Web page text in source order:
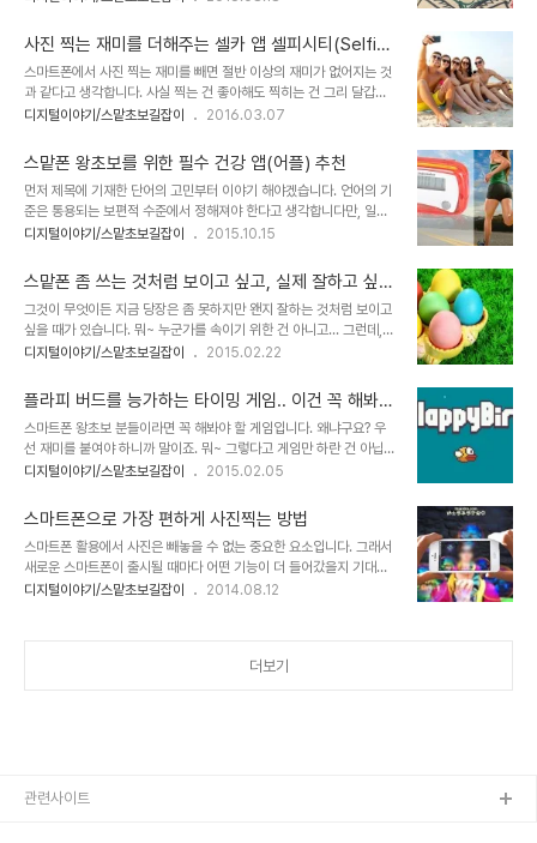
을 볼 수 없..
다"가 아니라 "익숙하지 않다" 한편으로 기분 나쁘다고 할 분들이 계
실지 모르겠습니다. 뭐~ 의도한 건 아니지만 그렇게 생각하셨다면 본
의 아니었음을 말씀드리며 양해를 구합니다. 말씀드렸듯이 중요한 건
"익숙하지 않다"라는 게 바로 어렵다고 생각했던 근본 원인이었음을
말하고자 했던 겁니다. 어쨌거나 나이가 많은 분들... 딱히 선을 주~욱
그 이상의 연령대라면 대부분..
사진 찍는 재미를 더해주는 셀카 앱 셀피시티(Selfie
city)
스마트폰에서 사진 찍는 재미를 빼면 절반 이상의 재미가 없어지는 것
과 같다고 생각합니다. 사실 찍는 건 좋아해도 찍히는 건 그리 달갑게
생각하지 않던 제가 스마트폰을 사용하면서 셀카를 찍게 되었다는 건
고 할 수 있습니다. 때문에 스마트폰 기종에 따라 기본 탑재하는 카메
라 앱도 제조사들이 상당히 심혈을 기울이고 있습니다. 하지만 경험상
기본 카메라 앱은 어딘가 부족한 부분이 있었습니다. 이미지 출처:
comunidadalcampo.es 그래서인지 기본 카메라 앱을 대체하는
수많은 카메라 앱이 있죠. 그 중 셀카 앱도 상당 수 존재하고 많은 이들
처럼... ^^; 근데, 그 ..
디지털이야기/스맡초보길잡이 2016.03.07
스맡폰 왕초보를 위한 필수 건강 앱(어플) 추천
먼저 제목에 기재한 단어의 고민부터 이야기 해야겠습니다. 언어의 기
준은 통용되는 보편적 수준에서 정해져야 한다고 생각합니다만, 일정
한 기준은 있어야 한다고 그간 생각했습니다. 그래서 우리가 흔히 스맡
맞춤법이 필요한 근본 이유는 뭐?! 하지만 그 앞서 말씀드린 언어의 기
준에 대한 생각과 혼용되어 이미 많이들 사용하고 있고... 오히려 원래
의 단어를 알지 못하는 상황이 없으리라는 것 역시 확신할 수 없어 병
기했다는 것을... 또 부연적 서두가 길어졌습니다. ㅠ.ㅠ ^^; 스맡폰..
그 용도에 대해서야 자칭 디지털리스트라고 하는 제 입장에선 말하자
조하듯 이야기했었죠. 한..
디지털이야기/스맡초보길잡이 2015.10.15
스맡폰 좀 쓰는 것처럼 보이고 싶고, 실제 잘하고 싶다
면
그것이 무엇이든 지금 당장은 좀 못하지만 왠지 잘하는 것처럼 보이고
싶을 때가 있습니다. 뭐~ 누군가를 속이기 위한 건 아니고... 그런데,
이게 때로는 잘하고 싶었던 것을 잘하도록 만드는 동기부여가 되기도
나를 알려드리고자 합니다.별건 아닙니다. 너무 기대하진 마시고. ㅋㅋ
먼저 이스터 에그(Easter Egg / 부활절 계란)라는 단어를 기억해 두
시기 바랍니다.왜~ 그런 거 있죠? 숨은 기능이라고... 전통적으로는 이
스터 에그란 기독교에서 부활절날 사용하는 달걀에 재미를 가미한데
서 유래하였습니다. 이미지 출처: www.thaqafnafsak.com 사용
의 스맡폰 초보 분들께..
디지털이야기/스맡초보길잡이 2015.02.22
플라피 버드를 능가하는 타이밍 게임.. 이건 꼭 해봐야
~
스마트폰 왕초보 분들이라면 꼭 해봐야 할 게임입니다. 왜냐구요? 우
선 재미를 붙여야 하니까 말이죠. 뭐~ 그렇다고 게임만 하란 건 아닙니
다. 재미와 게임 속에서 무언가 느낄 수 있다면 좋겠다는 겁니다. 뭘 느
지만 어느 누군가는 게임을 통해 또다른 깨달음(?)을 얻게 될지 모를
일입니다. 암튼, 이번 소개하는 게임은 지난 해 초 인기몰이를 했던 플
라피 버드(Flappy Bird)를 능가하는 단수함과 재미가 응축된 정말
짜임새 있게 잘 만든 게임입니다. ▲ 엄창난 인기를 모으며 수많은 아
류작을 파생시켰던 게임 Flappy Bird 게임 방법은 진행 형태가 조금
디지털이야기/스맡초보길잡이 2015.02.05
스마트폰으로 가장 편하게 사진찍는 방법
스마트폰 활용에서 사진은 빼놓을 수 없는 중요한 요소입니다. 그래서
새로운 스마트폰이 출시될 때마다 어떤 기능이 더 들어갔을지 기대하
는 것에 카메라와 관련된 부분이 부각되는 것도 그 때문일 겁니다. 그
스를 장착한 경우는 더더욱 과~간입니다. ㅎ 아래 이미지들은 보통 많
디지털이야기/스맡초보길잡이 2014.08.12
더보기
관련사이트